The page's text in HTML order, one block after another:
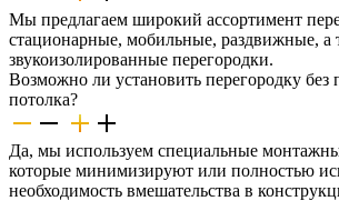
Мы предлагаем широкий ассортимент
стационарные, мобильные, раздвижные, а
звукоизолированные перегородки.
Возможно ли установить перегородку без
потолка?
Да, мы используем специальные
которые минимизируют или полностью
необходимость вмешательства в